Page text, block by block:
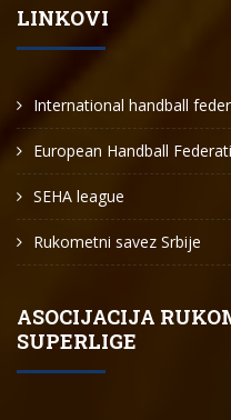
LINKOVI
International handball
European Handball
SEHA league
Rukometni savez Srbije
ASOCIJACIJA
SUPERLIGE